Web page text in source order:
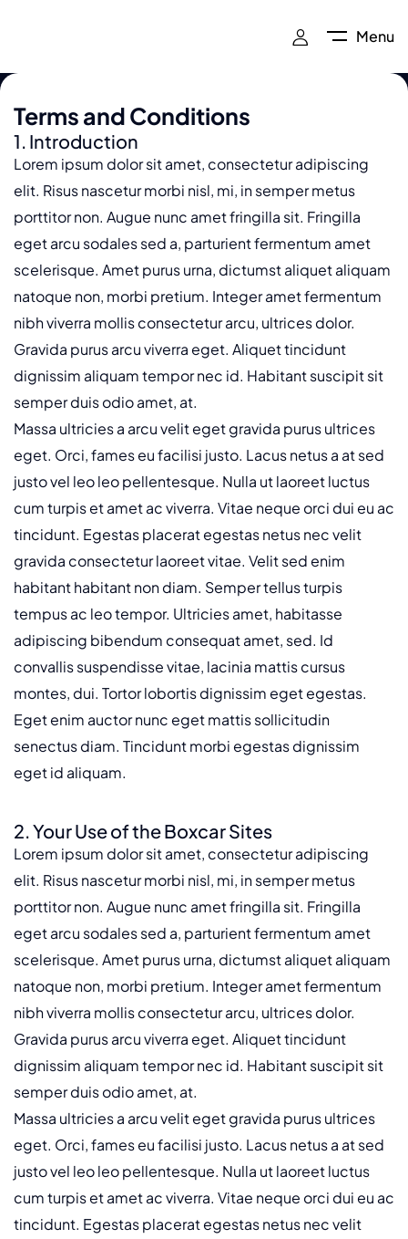
Menu
Terms and Conditions
1. Introduction
Lorem ipsum dolor sit amet, consectetur adipiscing
elit. Risus nascetur morbi nisl, mi, in semper metus
porttitor non. Augue nunc amet fringilla sit. Fringilla
eget arcu sodales sed a, parturient fermentum amet
scelerisque. Amet purus urna, dictumst aliquet aliquam
natoque non, morbi pretium. Integer amet fermentum
nibh viverra mollis consectetur arcu, ultrices dolor.
Gravida purus arcu viverra eget. Aliquet tincidunt
dignissim aliquam tempor nec id. Habitant suscipit sit
semper duis odio amet, at.
Massa ultricies a arcu velit eget gravida purus ultrices
eget. Orci, fames eu facilisi justo. Lacus netus a at sed
justo vel leo leo pellentesque. Nulla ut laoreet luctus
cum turpis et amet ac viverra. Vitae neque orci dui eu ac
tincidunt. Egestas placerat egestas netus nec velit
gravida consectetur laoreet vitae. Velit sed enim
habitant habitant non diam. Semper tellus turpis
tempus ac leo tempor. Ultricies amet, habitasse
adipiscing bibendum consequat amet, sed. Id
convallis suspendisse vitae, lacinia mattis cursus
montes, dui. Tortor lobortis dignissim eget egestas.
Eget enim auctor nunc eget mattis sollicitudin
senectus diam. Tincidunt morbi egestas dignissim
eget id aliquam.
2. Your Use of the Boxcar Sites
Lorem ipsum dolor sit amet, consectetur adipiscing
elit. Risus nascetur morbi nisl, mi, in semper metus
porttitor non. Augue nunc amet fringilla sit. Fringilla
eget arcu sodales sed a, parturient fermentum amet
scelerisque. Amet purus urna, dictumst aliquet aliquam
natoque non, morbi pretium. Integer amet fermentum
nibh viverra mollis consectetur arcu, ultrices dolor.
Gravida purus arcu viverra eget. Aliquet tincidunt
dignissim aliquam tempor nec id. Habitant suscipit sit
semper duis odio amet, at.
Massa ultricies a arcu velit eget gravida purus ultrices
eget. Orci, fames eu facilisi justo. Lacus netus a at sed
justo vel leo leo pellentesque. Nulla ut laoreet luctus
cum turpis et amet ac viverra. Vitae neque orci dui eu ac
tincidunt. Egestas placerat egestas netus nec velit